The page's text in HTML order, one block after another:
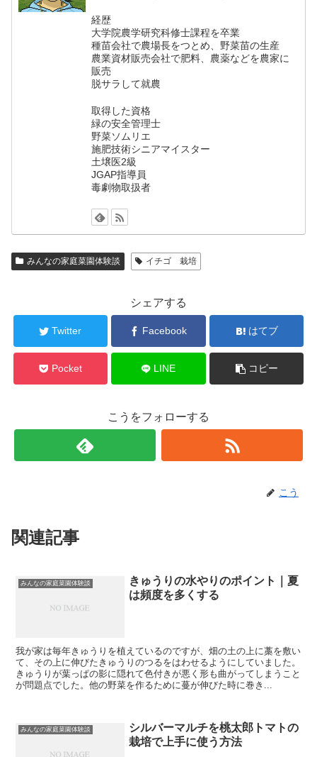
経歴
大学院農学研究科修士課程を卒業
種苗会社で農場長をつとめ、野菜苗の生産
農業資材販売会社で肥料、農薬などを農家に
販売
脱サラして就農
取得した資格
緑の安全管理士
野菜ソムリエ
施肥技術シニアマイスター
土壌医2級
JGAP指導員
毒劇物取扱者
みんなの家庭菜園体験談 イチゴ 栽培
シェアする
Twitter Facebook はてブ
Pocket LINE コピー
こうをフォローする
こう
関連記事
みんなの家庭菜園体験談
きゅうりの水やりのポイント｜夏
は頻度を多くする
我が家は毎年きゅうりを植えているのですが、畑の土の上に藁を敷い
て、その上に伸びたきゅうりのつるをはわせるようにしていました。
きゅうりが葉っぱの影に隠れて色付きが悪く形も曲がってしまうこと
が問題点でした。他の野菜を作るために蔓が伸びた時に巻き...
みんなの家庭菜園体験談
シルバーマルチを桃太郎トマトの
栽培で上手に使う方法